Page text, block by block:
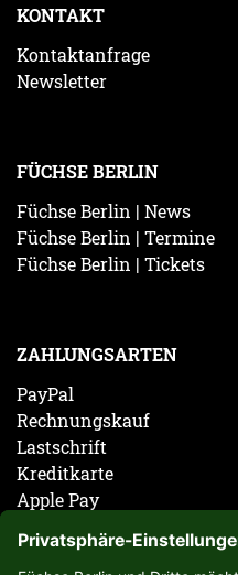
KONTAKT
Kontaktanfrage
Newsletter
FÜCHSE BERLIN
Füchse Berlin | News
Füchse Berlin | Termine
Füchse Berlin | Tickets
ZAHLUNGSARTEN
PayPal
Rechnungskauf
Lastschrift
Kreditkarte
Apple Pay